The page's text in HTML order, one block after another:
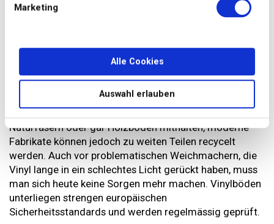
Marketing
Alle Cookies
Auswahl erlauben
können so das Gesamtbild Ihrer Mietwohnung von
oder sogar Brüche entstehen.
Nachhaltigkeit: Vinyl ist besser als sein Ruf
Vinyl kann als Kunststoffprodukt in Sachen
Nachhaltigkeit zwar nicht mit Teppichen aus
Naturfasern oder gar Holzböden mithalten, moderne
Fabrikate können jedoch zu weiten Teilen recycelt
werden. Auch vor problematischen Weichmachern, die
Vinyl lange in ein schlechtes Licht gerückt haben, muss
man sich heute keine Sorgen mehr machen. Vinylböden
unterliegen strengen europäischen
Sicherheitsstandards und werden regelmässig geprüft.